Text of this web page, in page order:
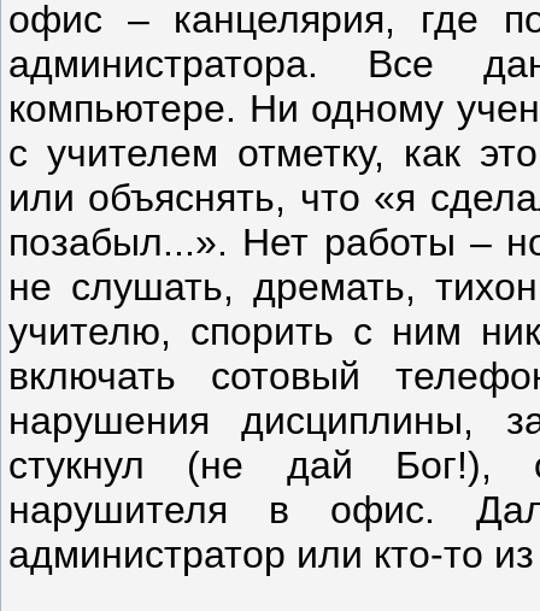
офис – канцелярия, где
администратора. Все
компьютере. Ни одному
с учителем отметку, как
или объяснять, что «я
позабыл...». Нет работы –
не слушать, дремать,
учителю, спорить с ним
включать сотовый
нарушения дисциплины,
стукнул (не дай Бог!),
нарушителя в офис.
администратор или кто-то